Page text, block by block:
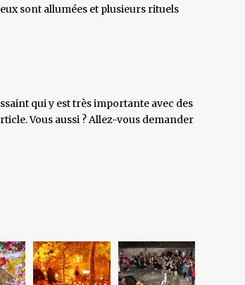
sont allumées et plusieurs rituels
qui y est très importante avec des
Vous aussi ? Allez-vous demander